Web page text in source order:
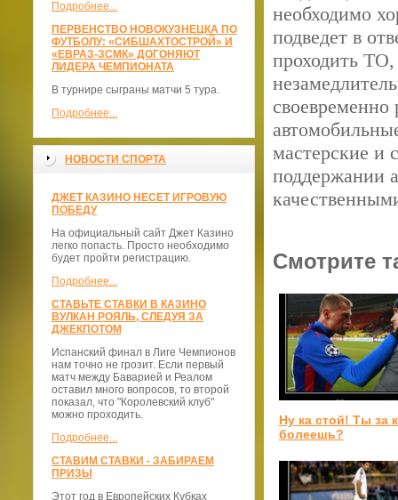
Подробнее...
ПЕРВЕНСТВО НОВОКУЗНЕЦКА ПО
ФУТБОЛУ: «СИБШАХТОСТРОЙ» И
«ЕВРАЗ-ЗСМК» ДОГОНЯЮТ
ЛИДЕРА ЧЕМПИОНАТА
В турнире сыграны матчи 5 тура.
Подробнее...
НОВОСТИ СПОРТА
ДЖЕТ КАЗИНО НЕСЕТ ИГРОВУЮ
ПОБЕДУ
На официальный сайт Джет Казино
легко попасть. Просто необходимо
будет пройти регистрацию.
Подробнее...
СТАВЬТЕ СТАВКИ В КАЗИНО
ВУЛКАН РОЯЛЬ, СЛЕДУЯ ЗА
ДЖЕКПОТОМ
Испанский финал в Лиге Чемпионов
нам точно не грозит. Если первый
матч между Баварией и Реалом
оставил много вопросов, то второй
показал, что "Королевский клуб"
можно проходить.
Подробнее...
СТАВИМ СТАВКИ - ЗАБИРАЕМ
ПРИЗЫ
Этот год в Европейских Кубках
необходимо
подведет в
проходить ТО,
мастерские и
поддержании
Смотрите
Ну ка стой! Ты за
болеешь?